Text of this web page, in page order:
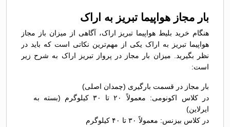
بار مجاز هواپیما تبریز به اراک
هنگام خرید بلیط هواپیما تبریز اراک، آگاهی از میزان باز مجاز
هواپیما تبریز به اراک یکی از مهم‌ترین نکاتی است که باید در
نظر بگیرید. میزان بار مجاز در پرواز تبریز اراک به شرح زیر
است:
بار مجاز در قسمت بارگیری (چمدان اصلی)
در کلاس اکونومی: معمولاً ۲۰ تا ۳۰ کیلوگرم (بسته به
ایرلاین)
در کلاس بیزنس: معمولاً ۳۰ تا ۴۰ کیلوگرم